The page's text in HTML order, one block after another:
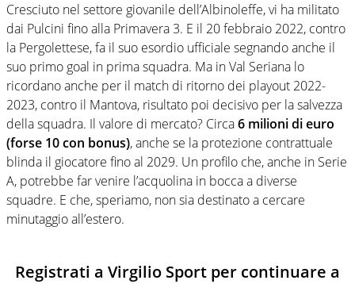
Cresciuto nel settore giovanile dell’Albinoleffe, vi ha militato
dai Pulcini fino alla Primavera 3. E il 20 febbraio 2022, contro
la Pergolettese, fa il suo esordio ufficiale segnando anche il
suo primo goal in prima squadra. Ma in Val Seriana lo
ricordano anche per il match di ritorno dei playout 2022-
2023, contro il Mantova, risultato poi decisivo per la salvezza
della squadra. Il valore di mercato? Circa6 milioni di euro
(forse 10 con bonus), anche se la protezione contrattuale
blinda il giocatore fino al 2029. Un profilo che, anche in Serie
A, potrebbe far venire l’acquolina in bocca a diverse
squadre. E che, speriamo, non sia destinato a cercare
minutaggio all’estero.
Registrati a Virgilio Sport per continuare a